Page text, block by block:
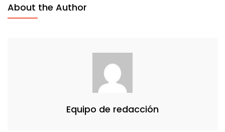
About the Author
Equipo de redacción